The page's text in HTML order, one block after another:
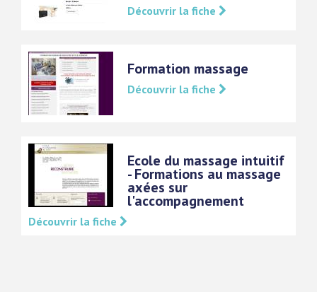
Découvrir la fiche
Formation massage
Découvrir la fiche
Ecole du massage intuitif
- Formations au massage
axées sur
l'accompagnement
Découvrir la fiche